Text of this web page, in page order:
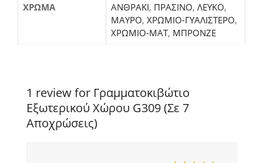
ΧΡΩΜΑ
ΑΝΘΡΑΚΙ, ΠΡΑΣΙΝΟ, ΛΕΥΚΟ,
ΜΑΥΡΟ, ΧΡΩΜΙΟ-ΓΥΑΛΙΣΤΕΡΟ,
ΧΡΩΜΙΟ-ΜΑΤ, ΜΠΡΟΝΖΕ
1 review for Γραμματοκιβώτιο
Εξωτερικού Χώρου G309 (Σε 7
Αποχρώσεις)